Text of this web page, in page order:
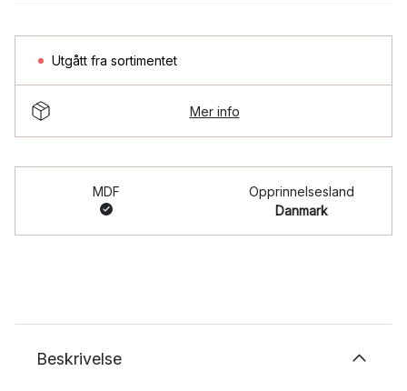
Utgått fra sortimentet
Mer info
MDF
Opprinnelsesland
Danmark
Beskrivelse